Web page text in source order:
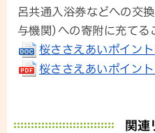
呂共通入浴券などへの交
与機関)への寄附に充てる
桜ささえあいポイン
桜ささえあいポイン
関連